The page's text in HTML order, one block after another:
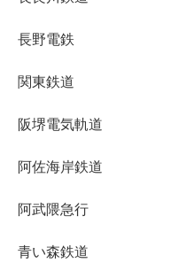
長野電鉄
関東鉄道
阪堺電気軌道
阿佐海岸鉄道
阿武隈急行
青い森鉄道